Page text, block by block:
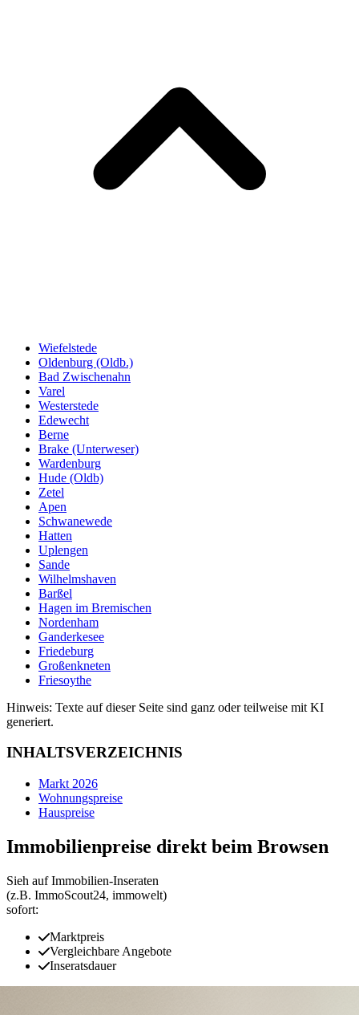
Wiefelstede
Oldenburg (Oldb.)
Bad Zwischenahn
Varel
Westerstede
Edewecht
Berne
Brake (Unterweser)
Wardenburg
Hude (Oldb)
Zetel
Apen
Schwanewede
Hatten
Uplengen
Sande
Wilhelmshaven
Barßel
Hagen im Bremischen
Nordenham
Ganderkesee
Friedeburg
Großenkneten
Friesoythe
Hinweis: Texte auf dieser Seite sind ganz oder teilweise mit KI
generiert.
INHALTSVERZEICHNIS
Markt 2026
Wohnungspreise
Hauspreise
Immobilienpreise direkt beim Browsen
Sieh auf Immobilien‑Inseraten
(z.B. ImmoScout24, immowelt)
sofort:
Marktpreis
Vergleichbare Angebote
Inseratsdauer